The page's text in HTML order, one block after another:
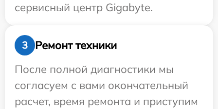
сервисный центр Gigabyte.
3
Ремонт техники
После полной диагностики мы
согласуем с вами окончательный
расчет, время ремонта и приступим